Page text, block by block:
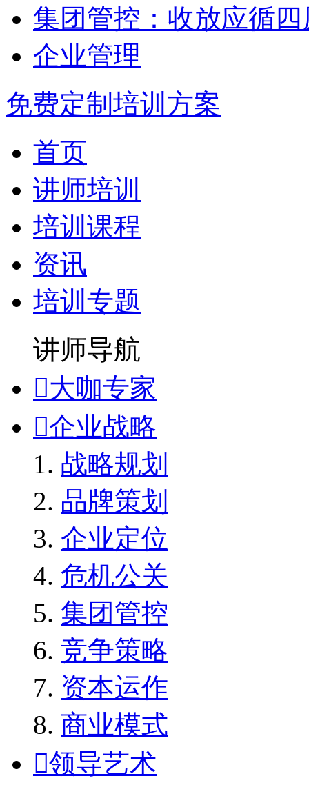
集团管控：收放应循四
企业管理
免费定制培训方案
首页
讲师培训
培训课程
资讯
培训专题
讲师导航
大咖专家
企业战略
战略规划
品牌策划
企业定位
危机公关
集团管控
竞争策略
资本运作
商业模式
领导艺术